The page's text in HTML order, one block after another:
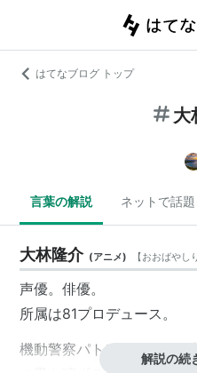
はてなブログ トップ
大
言葉の解説 ネットで話題
大林隆介 (アニメ) 【おおばやし
声優。俳優。
所属は81プロデュース。
機動警察パトレイバーの
後
解説の続